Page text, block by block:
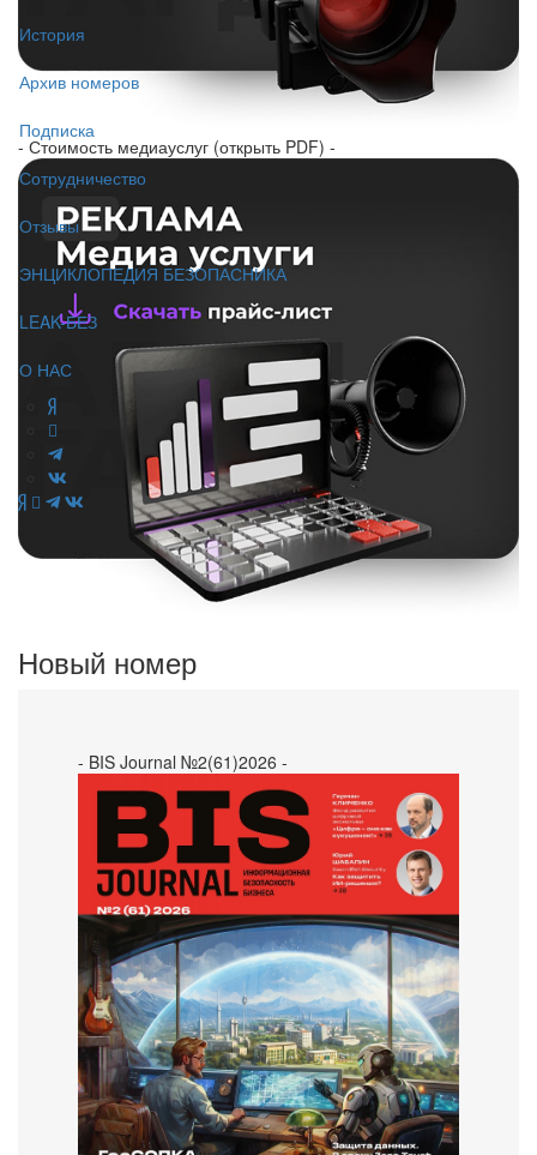
История
Архив номеров
Подписка
Сотрудничество
Отзывы
ЭНЦИКЛОПЕДИЯ БЕЗОПАСНИКА
LEAK-БЕЗ
О НАС
- Стоимость медиауслуг (открыть PDF) -
Новый номер
- BIS Journal №2(61)2026 -